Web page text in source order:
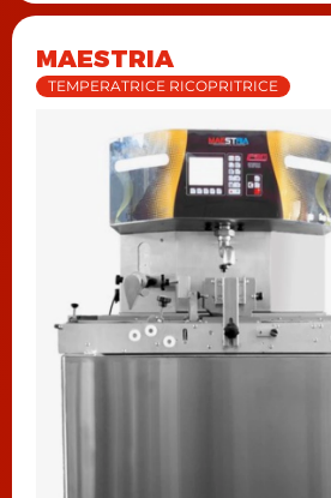
MAESTRIA
TEMPERATRICE RICOPRITRICE